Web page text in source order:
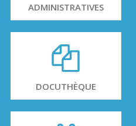
ADMINISTRATIVES
DOCUTHÈQUE